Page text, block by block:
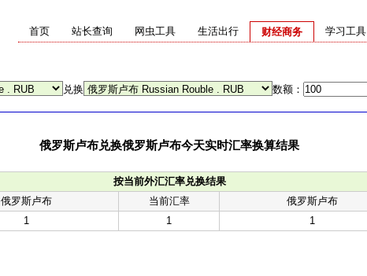
首页 站长查询 网虫工具 生活出行
财经商务
学习工具
兑换 数额：
俄罗斯卢布兑换俄罗斯卢布今天实时汇率换算结果
按当前外汇汇率兑换结果
俄罗斯卢布
当前汇率
俄罗斯卢布
1
1 1